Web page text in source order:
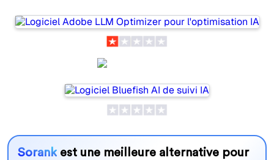
Sorankest une meilleure alternative pour